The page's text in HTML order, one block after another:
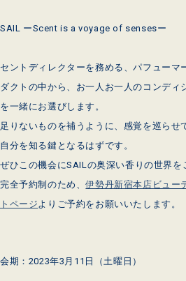
SAIL ーScent is a voyage of sensesー
セントディレクターを務める、パフューマ
ダクトの中から、お一人お一人のコンディ
を一緒にお選びします。
足りないものを補うように、感覚を巡らせ
自分を知る鍵となるはずです。
ぜひこの機会にSAILの奥深い香りの世界を
完全予約制のため、伊勢丹新宿本店ビュ
トページよりご予約をお願いいたします。
会期：2023年3月11日（土曜日）